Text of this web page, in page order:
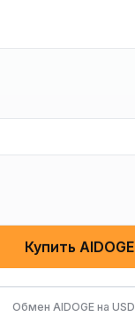
Купить AIDOGE
Обмен AIDOGE на USD